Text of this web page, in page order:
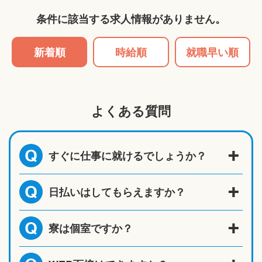
条件に該当する求人情報がありません。
新着順 時給順 就職早い順
よくある質問
Q すぐに仕事に就けるでしょうか？
Q 日払いはしてもらえますか？
Q 寮は個室ですか？